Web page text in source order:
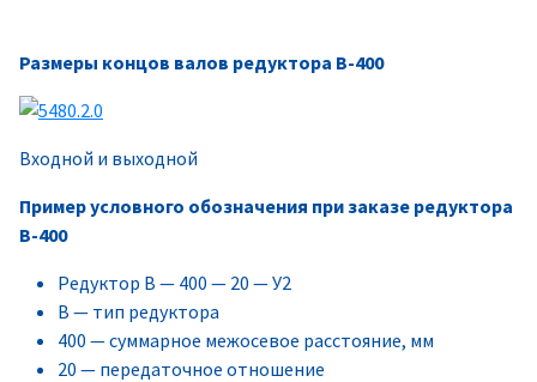
Размеры концов валов редуктора В-400
Входной и выходной
Пример условного обозначения при заказе редуктора
В-400
Редуктор В — 400 — 20 — У2
В — тип редуктора
400 — суммарное межосевое расстояние, мм
20 — передаточное отношение